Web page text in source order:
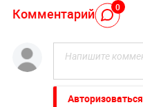
Комментарий 0
Авторизоваться